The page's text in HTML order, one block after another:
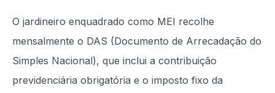
O jardineiro enquadrado como MEI recolhe
mensalmente o DAS (Documento de Arrecadação do
Simples Nacional), que inclui a contribuição
previdenciária obrigatória e o imposto fixo da